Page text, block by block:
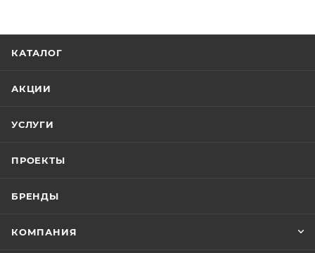
КАТАЛОГ
АКЦИИ
УСЛУГИ
ПРОЕКТЫ
БРЕНДЫ
КОМПАНИЯ